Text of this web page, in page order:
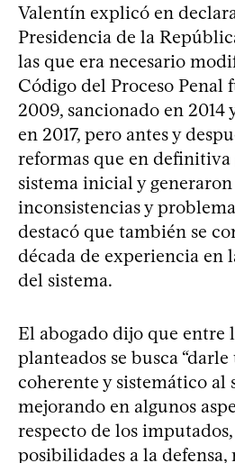
Valentín explicó en
Presidencia de la
las que era necesario
Código del Proceso Penal
2009, sancionado en 2014
en 2017, pero antes y
reformas que en
sistema inicial y
inconsistencias y
destacó que también se
década de experiencia en
del sistema.
El abogado dijo que entre
planteados se busca
coherente y sistemático al
mejorando en algunos
respecto de los
posibilidades a la defensa,